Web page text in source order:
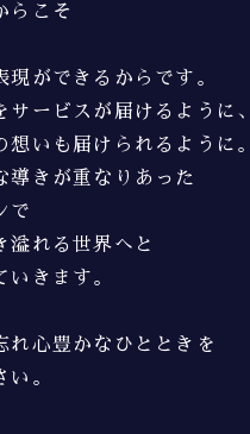
らこそ
現ができるからです。
サービスが届けるように、
想いも届けられるように。
導きが重なりあった
で
溢れる世界へと
いきます。
れ心豊かなひとときを
い。